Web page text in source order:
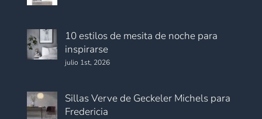
10 estilos de mesita de noche para
inspirarse
julio 1st, 2026
Sillas Verve de Geckeler Michels para
Fredericia